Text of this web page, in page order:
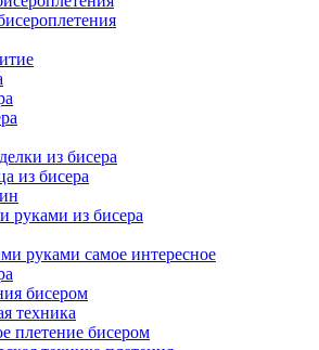
из бисера
из бисера
руками из бисера
руками самое интересное
бисером
техника
плетение бисером